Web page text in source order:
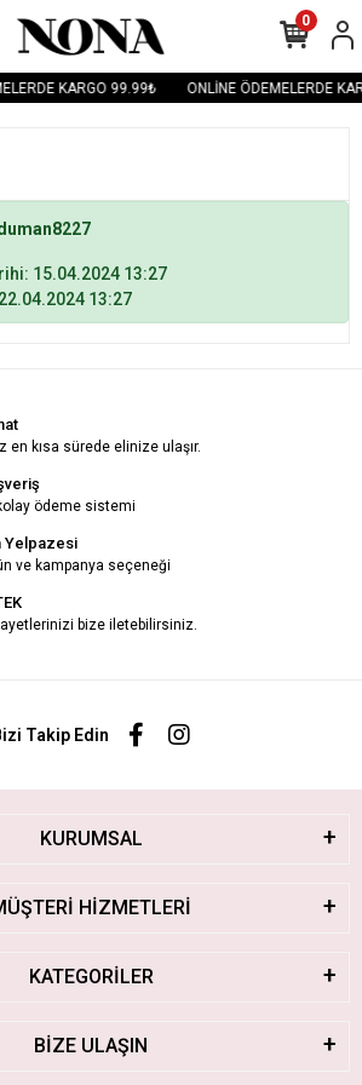
KARGO 99.99₺ ONLİNE ÖDEMELERDE
0
15.04.2024 13:27
13:27
en kısa sürede elinize ulaşır.
ödeme sistemi
Yelpazesi
ve kampanya seçeneği
bize iletebilirsiniz.
Takip Edin
KURUMSAL
HİZMETLERİ
KATEGORİLER
BİZE ULAŞIN